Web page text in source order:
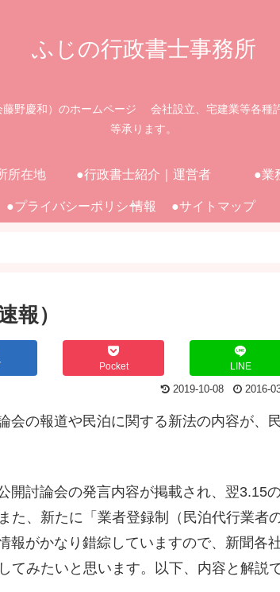
ふじの行政書士事務所
野慶和）のホームページ 会社設立、宅建業等各種
等承ります。
所在地 ●行政書士紹介｜運営者
情報
●業
●プライバシーポリシー ●サイトマップ
報）
Pocket LINE
2019-10-08 2016-
会の報道や民泊に関する新法の内容が、
開討論会の発言内容が掲載され、翌3.15
た、新たに「業者登録制（民泊代行業者
報がかなり錯綜していますので、新聞各
てみたいと思います。以下、内容と解説